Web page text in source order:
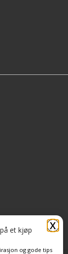
X
et kjøp
og gode tips